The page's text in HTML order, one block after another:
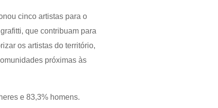
cinco artistas para o
que contribuam para
os artistas do território,
próximas às
e 83,3% homens.